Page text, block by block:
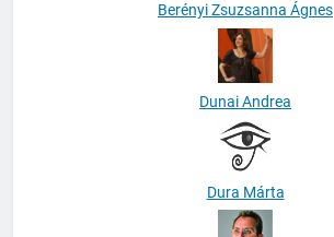
Berényi Zsuzsanna Ágnes
Dunai Andrea
Dura Márta